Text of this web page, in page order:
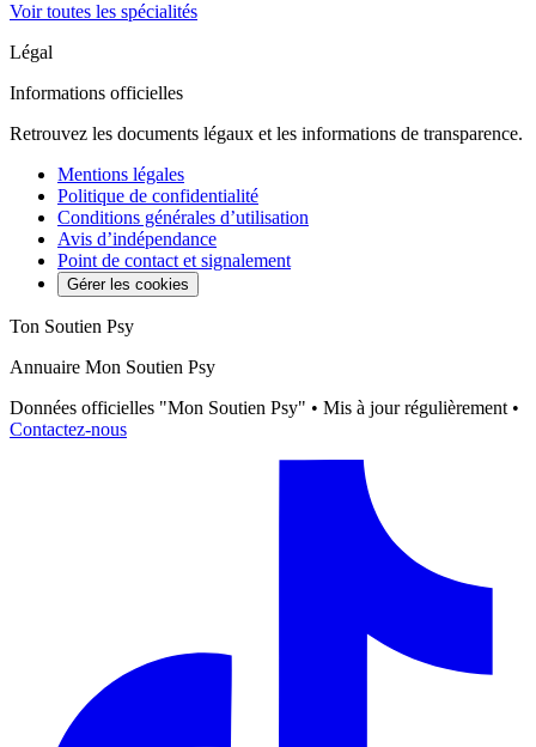
Voir toutes les spécialités
Légal
Informations officielles
Retrouvez les documents légaux et les informations de transparence.
Mentions légales
Politique de confidentialité
Conditions générales d’utilisation
Avis d’indépendance
Point de contact et signalement
Gérer les cookies
Ton Soutien Psy
Annuaire Mon Soutien Psy
Données officielles "Mon Soutien Psy" • Mis à jour régulièrement •
Contactez-nous